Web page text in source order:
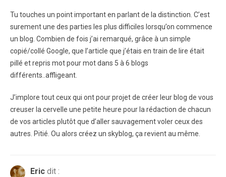
Tu touches un point important en parlant de la distinction. C’est
surement une des parties les plus difficiles lorsqu’on commence
un blog. Combien de fois j’ai remarqué, grâce à un simple
copié/collé Google, que l’article que j’étais en train de lire était
pillé et repris mot pour mot dans 5 à 6 blogs
différents..affligeant.
J’implore tout ceux qui ont pour projet de créer leur blog de vous
creuser la cervelle une petite heure pour la rédaction de chacun
de vos articles plutôt que d’aller sauvagement voler ceux des
autres. Pitié. Ou alors créez un skyblog, ça revient au même.
Eric dit :